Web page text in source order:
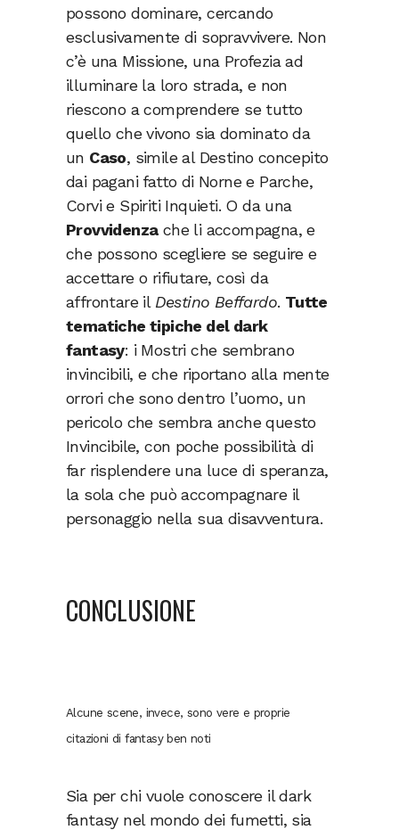
possono dominare, cercando
esclusivamente di sopravvivere. Non
c’è una Missione, una Profezia ad
illuminare la loro strada, e non
riescono a comprendere se tutto
quello che vivono sia dominato da
un Caso, simile al Destino concepito
dai pagani fatto di Norne e Parche,
Corvi e Spiriti Inquieti. O da una
Provvidenzache li accompagna, e
che possono scegliere se seguire e
accettare o rifiutare, così da
affrontare il Destino Beffardo. Tutte
tematiche tipiche del dark
fantasy: i Mostri che sembrano
invincibili, e che riportano alla mente
orrori che sono dentro l’uomo, un
pericolo che sembra anche questo
Invincibile, con poche possibilità di
far risplendere una luce di speranza,
la sola che può accompagnare il
personaggio nella sua disavventura.
CONCLUSIONE
Alcune scene, invece, sono vere e proprie
citazioni di fantasy ben noti
Sia per chi vuole conoscere il dark
fantasy nel mondo dei fumetti, sia